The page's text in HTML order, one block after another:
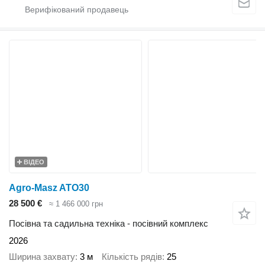
ВІДЕО
Agro-Masz ATO30
28 500 €
≈ 1 466 000 грн
Посівна та садильна техніка - посівний комплекс
2026
Ширина захвату 3 м Кількість рядів 25